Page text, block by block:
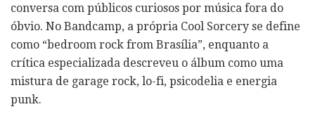
conversa com públicos curiosos por música fora do
óbvio. No Bandcamp, a própria Cool Sorcery se define
como “bedroom rock from Brasília”, enquanto a
crítica especializada descreveu o álbum como uma
mistura de garage rock, lo-fi, psicodelia e energia
punk.